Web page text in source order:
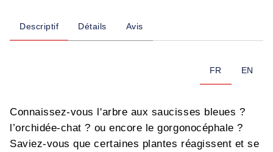
Descriptif Détails Avis
FR EN
Connaissez-vous l'arbre aux saucisses bleues ?
l’orchidée-chat ? ou encore le gorgonocéphale ?
Saviez-vous que certaines plantes réagissent et se